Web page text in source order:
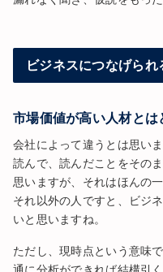
ビジネスにつなげら
市場価値が高い人材とは
会社によって違うとは思い
読んで、読んだことをその
思いますが、それはほんの
それ以外の人ですと、ビジ
いと思いますね。
ただし、現時点という意味
通に分析ができれば結構引